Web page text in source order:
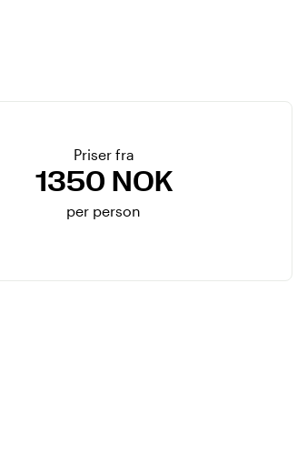
Priser fra
1350 NOK
per person